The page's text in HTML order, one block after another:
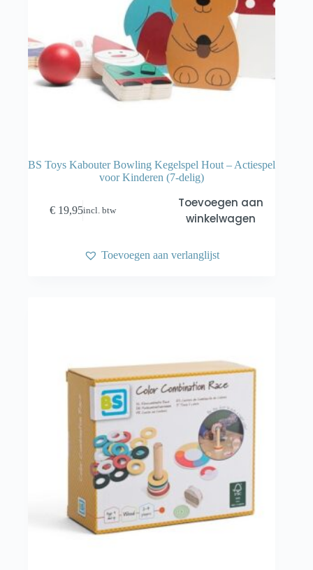
BS Toys Kabouter Bowling Kegelspel Hout – Actiespel
voor Kinderen (7-delig)
€ 19,95incl. btw
Toevoegen aan
winkelwagen
Toevoegen aan verlanglijst